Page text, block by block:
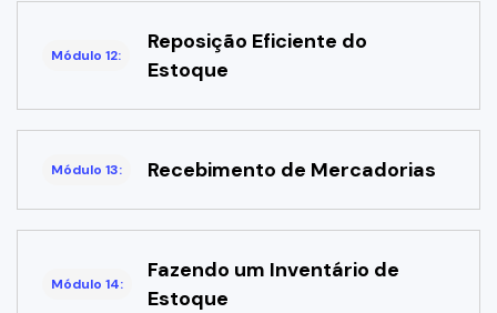
Módulo 12:
Reposição Eficiente do
Estoque
Módulo 13: Recebimento de Mercadorias
Módulo 14:
Fazendo um Inventário de
Estoque